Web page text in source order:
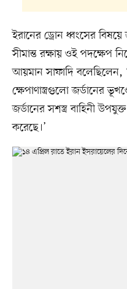
ইরানের ড্রোন ধ্বংসের
সীমান্ত রক্ষায় ওই পদক্ষেপ
আয়মান সাফাদি বলেছিলেন,
ক্ষেপাণাস্ত্রগুলো জর্ডানের
জর্ডানের সশস্ত্র বাহিনী
করেছে।’